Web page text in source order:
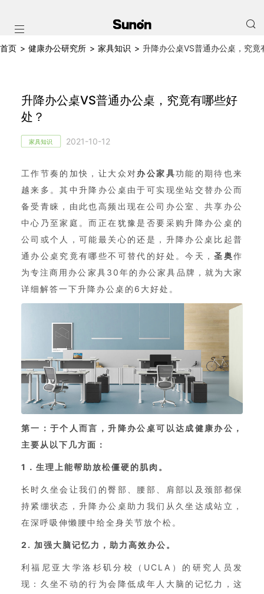
首页 > 健康办公研究所 > 家具知识 > 升降办公桌VS普通办公桌，究竟
升降办公桌VS普通办公桌，究竟有哪些好
处？
家具知识 2021-10-12
工作节奏的加快，让大众对办公家具功能的期待也来
越来多。其中升降办公桌由于可实现坐站交替办公而
备受青睐，由此也高频出现在公司办公室、共享办公
中心乃至家庭。而正在犹豫是否要采购升降办公桌的
公司或个人，可能最关心的还是，升降办公桌比起普
通办公桌究竟有哪些不可替代的好处。今天，圣奥作
为专注商用办公家具30年的办公家具品牌，就为大家
详细解答一下升降办公桌的6大好处。
第一：于个人而言，升降办公桌可以达成健康办公，
主要从以下几方面：
1．生理上能帮助放松僵硬的肌肉。
长时久坐会让我们的臀部、腰部、肩部以及颈部都保
持紧绷状态，升降办公桌助力我们从久坐达成站立，
在深呼吸伸懒腰中给全身关节放个松。
2. 加强大脑记忆力，助力高效办公。
利福尼亚大学洛杉矶分校（UCLA）的研究人员发
现：久坐不动的行为会降低成年人大脑的记忆力，这